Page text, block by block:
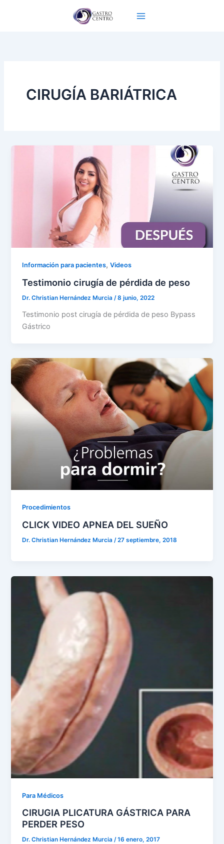
CIRUGÍA BARIÁTRICA
Información para pacientes,Videos
Testimonio cirugía de pérdida de peso
Dr. Christian Hernández Murcia/8 junio, 2022
Testimonio post cirugía de pérdida de peso Bypass
Gástrico
Procedimientos
CLICK VIDEO APNEA DEL SUEÑO
Dr. Christian Hernández Murcia /27 septiembre, 2018
Para Médicos
CIRUGIA PLICATURA GÁSTRICA PARA
PERDER PESO
Dr. Christian Hernández Murcia/16 enero, 2017